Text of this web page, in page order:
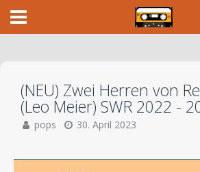
(NEU) Zwei Herren von
(Leo Meier) SWR 2022 -
pops 30. April 2023